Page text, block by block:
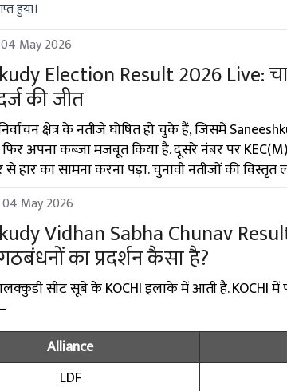
हुया।
May 2026
Election Result 2026 Live:
की जीत
क्षेत्र के नतीजे घोषित हो चुके हैं, जिसमें
अपना कब्जा मजबूत किया है. दूसरे नंबर पर
हार का सामना करना पड़ा. चुनावी नतीजों की
May 2026
Vidhan Sabha Chunav
गठबंधनों का प्रदर्शन कैसा है?
सीट सूबे के KOCHI इलाके में आती है. KOCHI में
Alliance
LDF